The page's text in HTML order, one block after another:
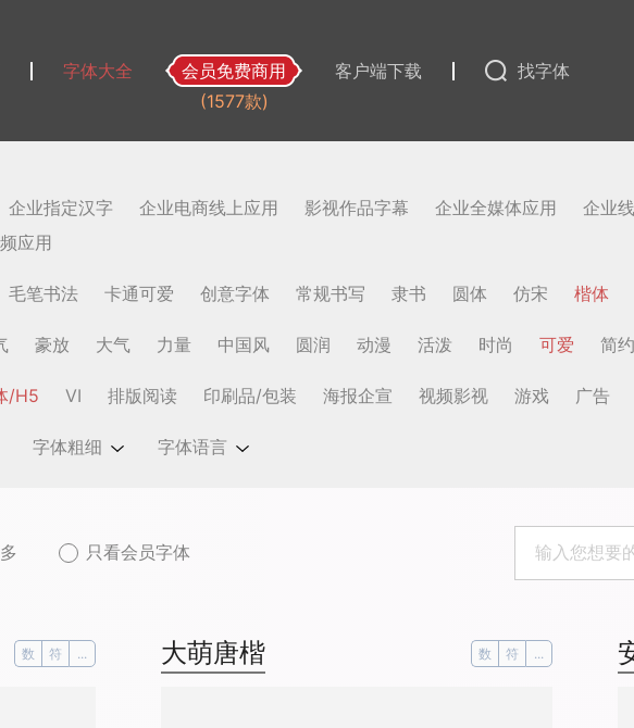
字体大全
会员免费商用
(1577款)
客户端下载 找字体
企业指定汉字 企业电商线上应用 影视作品字幕 企业全媒体应用 企业
应用
毛笔书法 卡通可爱 创意字体 常规书写 隶书 圆体 仿宋 楷体
豪放 大气 力量 中国风 圆润 动漫 活泼 时尚 可爱 简约
/H5 VI 排版阅读 印刷品/包装 海报企宣 视频影视 游戏 广告
字体粗细 字体语言
只看会员字体
数 符 ... 大萌唐楷 数 符 ...